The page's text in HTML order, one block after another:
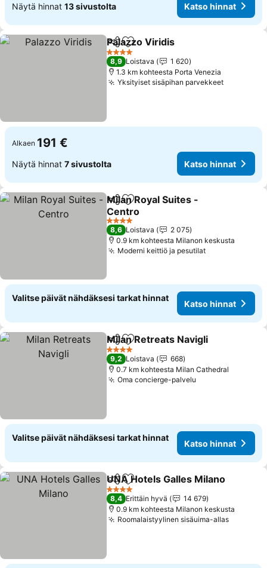
Näytä hinnat 13 sivustolta Katso hinnat
Jaa Lisää suosikkeihin
Palazzo Viridis
4 Tähtiluokitus
8,9 Loistava
1 620
1.3 km kohteesta Porta Venezia
Yksityiset sisäpihan parvekkeet
Alkaen 191 €
Näytä hinnat 7 sivustolta Katso hinnat
Jaa Lisää suosikkeihin
Milan Royal Suites -
Centro
4 Tähtiluokitus
8,6 Loistava
2 075
0.9 km kohteesta Milanon keskusta
Moderni keittiö ja pesutilat
Valitse päivät nähdäksesi tarkat hinnat
Katso hinnat
Jaa Lisää suosikkeihin
Milan Retreats Navigli
4 Tähtiluokitus
9,2 Loistava
668
0.7 km kohteesta Milan Cathedral
Oma concierge-palvelu
Valitse päivät nähdäksesi tarkat hinnat
Katso hinnat
Jaa Lisää suosikkeihin
UNA Hotels Galles Milano
4 Tähtiluokitus
8,4 Erittäin hyvä
14 679
0.9 km kohteesta Milanon keskusta
Roomalaistyylinen sisäuima-allas